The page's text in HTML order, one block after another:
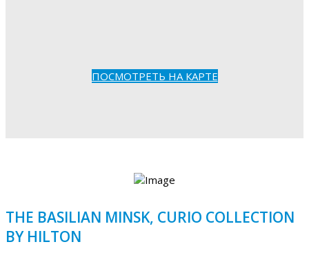
ПОСМОТРЕТЬ НА КАРТЕ
THE BASILIAN MINSK, CURIO COLLECTION
BY HILTON